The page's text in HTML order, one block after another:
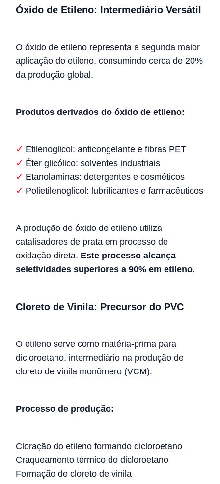
Óxido de Etileno: Intermediário Versátil
O óxido de etileno representa a segunda maior
aplicação do etileno, consumindo cerca de 20%
da produção global.
Produtos derivados do óxido de etileno:
Etilenoglicol: anticongelante e fibras PET
Éter glicólico: solventes industriais
Etanolaminas: detergentes e cosméticos
Polietilenoglicol: lubrificantes e farmacêuticos
A produção de óxido de etileno utiliza
catalisadores de prata em processo de
oxidação direta. Este processo alcança
seletividades superiores a 90% em etileno.
Cloreto de Vinila: Precursor do PVC
O etileno serve como matéria-prima para
dicloroetano, intermediário na produção de
cloreto de vinila monômero (VCM).
Processo de produção:
Cloração do etileno formando dicloroetano
Craqueamento térmico do dicloroetano
Formação de cloreto de vinila